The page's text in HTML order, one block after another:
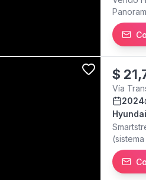
Precio
$
Vía
2024
DBC –
a